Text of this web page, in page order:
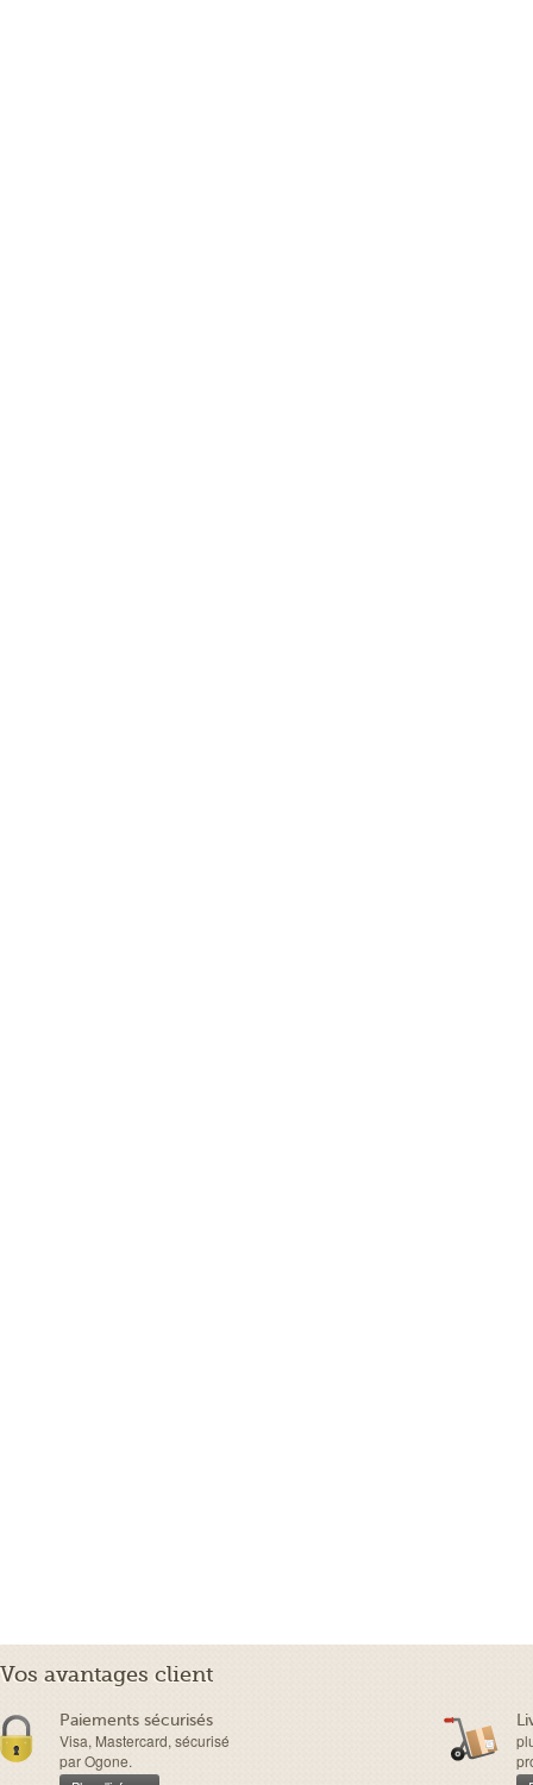
Vos avantages client
Paiements sécurisés
Visa, Mastercard, sécurisé
par Ogone.